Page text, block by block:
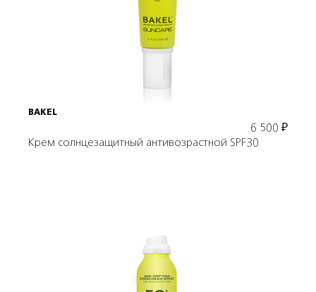
В корзину
BAKEL
6 500 ₽
Крем солнцезащитный антивозрастной SPF30
Подробнее